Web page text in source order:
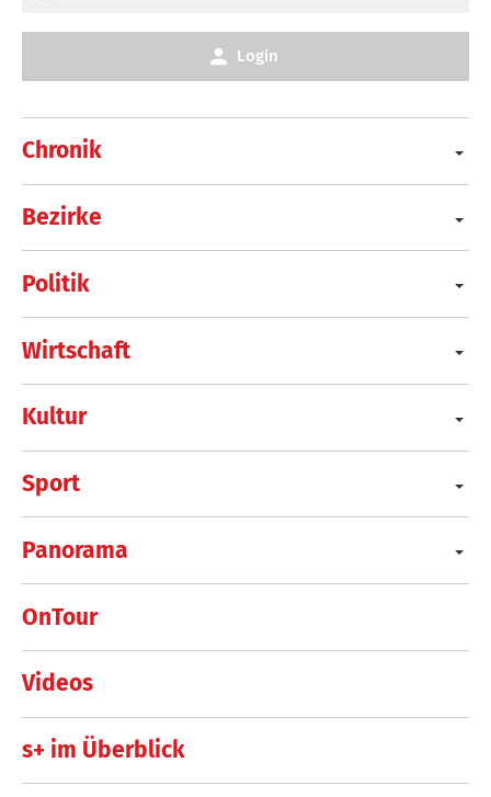
Chronik
Bezirke
Politik
Wirtschaft
Kultur
Sport
Panorama
OnTour
Videos
s+ im Überblick
Login